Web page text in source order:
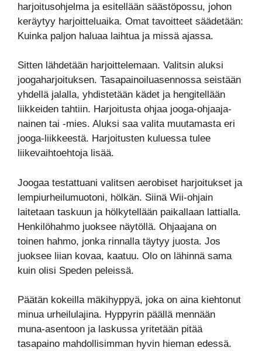
harjoitusohjelma ja esitellään säästöpossu, johon
keräytyy harjoitteluaika. Omat tavoitteet säädetään:
Kuinka paljon haluaa laihtua ja missä ajassa.
Sitten lähdetään harjoittelemaan. Valitsin aluksi
joogaharjoituksen. Tasapainoiluasennossa seistään
yhdellä jalalla, yhdistetään kädet ja hengitellään
liikkeiden tahtiin. Harjoitusta ohjaa jooga-ohjaaja-
nainen tai -mies. Aluksi saa valita muutamasta eri
jooga-liikkeestä. Harjoitusten kuluessa tulee
liikevaihtoehtoja lisää.
Joogaa testattuani valitsen aerobiset harjoitukset ja
lempiurheilumuotoni, hölkän. Siinä Wii-ohjain
laitetaan taskuun ja hölkytellään paikallaan lattialla.
Henkilöhahmo juoksee näytöllä. Ohjaajana on
toinen hahmo, jonka rinnalla täytyy juosta. Jos
juoksee liian kovaa, kaatuu. Olo on lähinnä sama
kuin olisi Speden peleissä.
Päätän kokeilla mäkihyppyä, joka on aina kiehtonut
minua urheilulajina. Hyppyrin päällä mennään
muna-asentoon ja laskussa yritetään pitää
tasapaino mahdollisimman hyvin hieman edessä.